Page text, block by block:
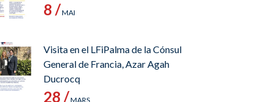
8 /MAI
Visita en el LFiPalma de la Cónsul
General de Francia, Azar Agah
Ducrocq
28 /MARS